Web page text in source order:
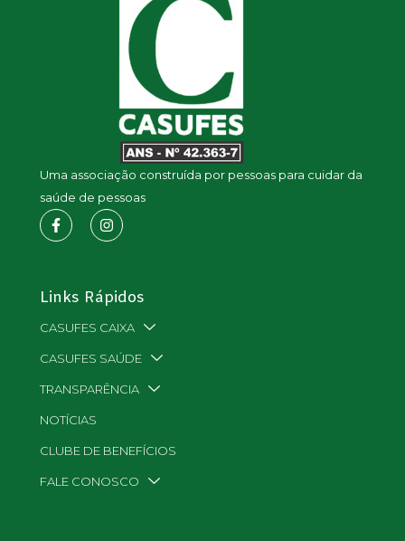
Uma associação construída por pessoas para cuidar da
saúde de pessoas
Links Rápidos
CASUFES CAIXA
CASUFES SAÚDE
TRANSPARÊNCIA
NOTÍCIAS
CLUBE DE BENEFÍCIOS
FALE CONOSCO